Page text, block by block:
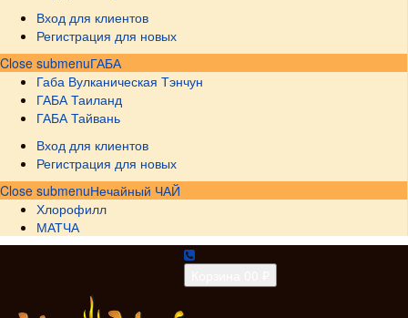
Вход для клиентов
Регистрация для новых
Close submenuГАБА
Габа Вулканическая Тэнчун
ГАБА Таиланд
ГАБА Тайвань
Вход для клиентов
Регистрация для новых
Close submenuНечайный ЧАЙ
Хлорофилл
МАТЧА